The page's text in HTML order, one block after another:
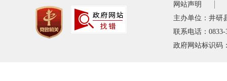
网站声明
主办单位：井研
联系电话：
政府网站标识码